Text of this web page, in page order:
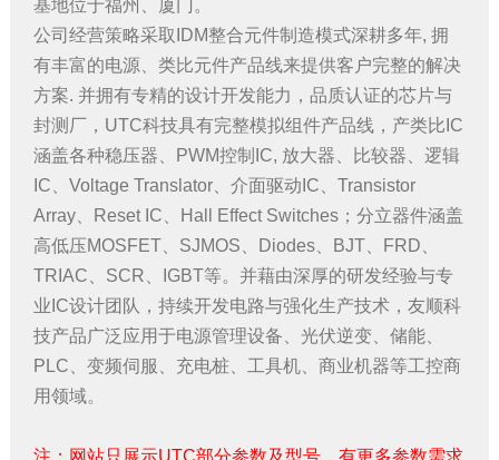
基地位于福州、厦门。
公司经营策略采取IDM整合元件制造模式深耕多年, 拥
有丰富的电源、类比元件产品线来提供客户完整的解决
方案. 并拥有专精的设计开发能力，品质认证的芯片与
封测厂，UTC科技具有完整模拟组件产品线，产类比IC
涵盖各种稳压器、PWM控制IC, 放大器、比较器、逻辑
IC、Voltage Translator、介面驱动IC、Transistor
Array、Reset IC、Hall Effect Switches；分立器件涵盖
高低压MOSFET、SJMOS、Diodes、BJT、FRD、
TRIAC、SCR、IGBT等。并藉由深厚的研发经验与专
业IC设计团队，持续开发电路与强化生产技术，友顺科
技产品广泛应用于电源管理设备、光伏逆变、储能、
PLC、变频伺服、充电桩、工具机、商业机器等工控商
用领域。